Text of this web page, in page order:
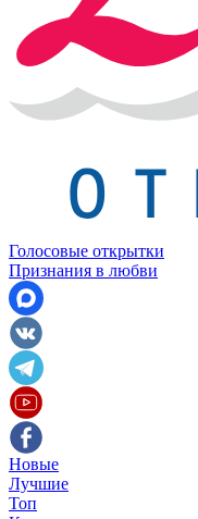
Голосовые открытки
Признания в любви
Новые
Лучшие
Топ